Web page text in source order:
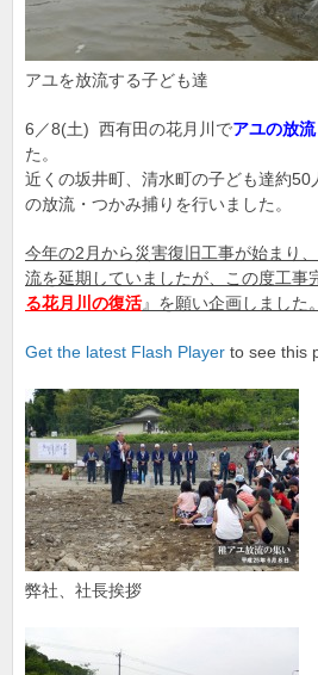
アユを放流する子ども達
6／8(土) 西有田の花月川でアユの放流
た。
近くの坂井町、清水町の子ども達約50
の放流・つかみ捕りを行いました。
今年の2月から災害復旧工事が始まり
流を延期していましたが、この度工事
る花月 川の復活』を願い企画しました。
Get the latest Flash Player to see this
弊社、社長挨拶